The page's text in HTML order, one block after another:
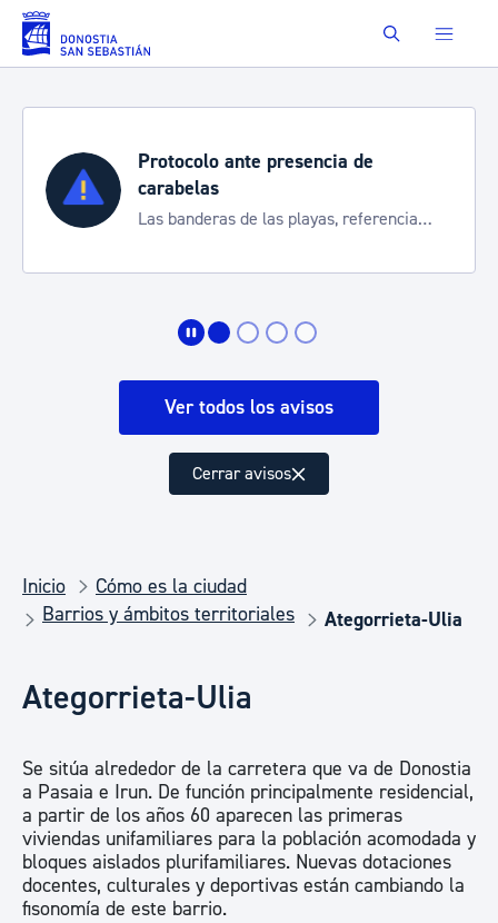
Saltar al contenido principal Buscar
de
playas, referencia
Semana Grande
Cortes de tráfico y
de transporte
Ver todos los avisos
Cerrar avisos
Inicio
Cómo es la ciudad
Barrios y ámbitos territoriales
Ategorrieta-Ulia
Ategorrieta-Ulia
Se sitúa alrededor de la carretera que va de Donostia
a Pasaia e Irun. De función principalmente residencial,
a partir de los años 60 aparecen las primeras
viviendas unifamiliares para la población acomodada y
bloques aislados plurifamiliares. Nuevas dotaciones
docentes, culturales y deportivas están cambiando la
fisonomía de este barrio.